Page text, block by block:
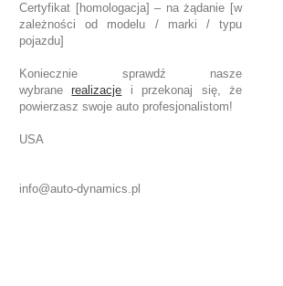
Certyfikat [homologacja] – na żądanie [w
zależności od modelu / marki / typu
pojazdu]
Koniecznie sprawdź nasze
wybranerealizacje i przekonaj się, że
powierzasz swoje auto profesjonalistom!
USA
info@auto-dynamics.pl